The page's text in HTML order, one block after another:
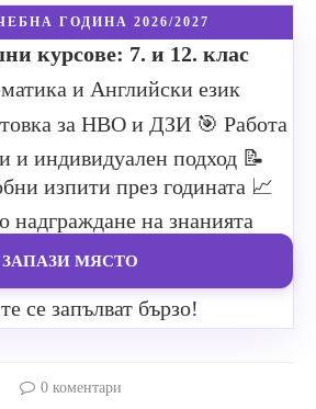
ГОДИНА 2026/2027
курсове: 7. и 12. клас
и Английски език
за НВО и ДЗИ 🎯 Работа
и индивидуален подход 📝
изпити през годината 📈
надграждане на знанията
ЗАПАЗИ МЯСТО
се запълват бързо!
0 коментари